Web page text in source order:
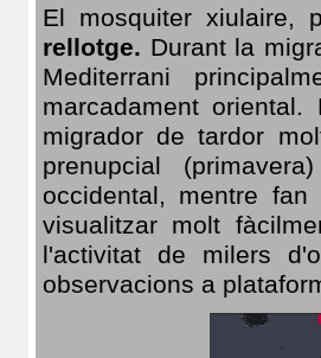
El mosquiter xiulaire,
rellotge. Durant la
Mediterrani
marcadament
migrador de tardor
prenupcial
occidental, mentre
visualitzar molt
l'activitat de milers
observacions a